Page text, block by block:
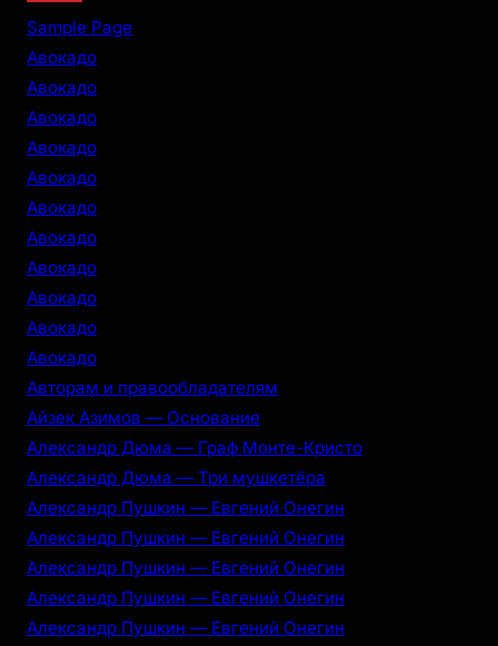
r
Sample Page
Авокадо
Авокадо
Авокадо
Авокадо
Авокадо
Авокадо
Авокадо
Авокадо
Авокадо
Авокадо
Авокадо
Авторам и правообладателям
Айзек Азимов — Основание
Александр Дюма — Граф Монте-Кристо
Александр Дюма — Три мушкетёра
Александр Пушкин — Евгений Онегин
Александр Пушкин — Евгений Онегин
Александр Пушкин — Евгений Онегин
Александр Пушкин — Евгений Онегин
Александр Пушкин — Евгений Онегин